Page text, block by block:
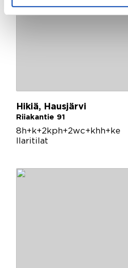
Hikiä, Hausjärvi
Riiakantie 91
8h+k+2kph+2wc+khh+ke
llaritilat